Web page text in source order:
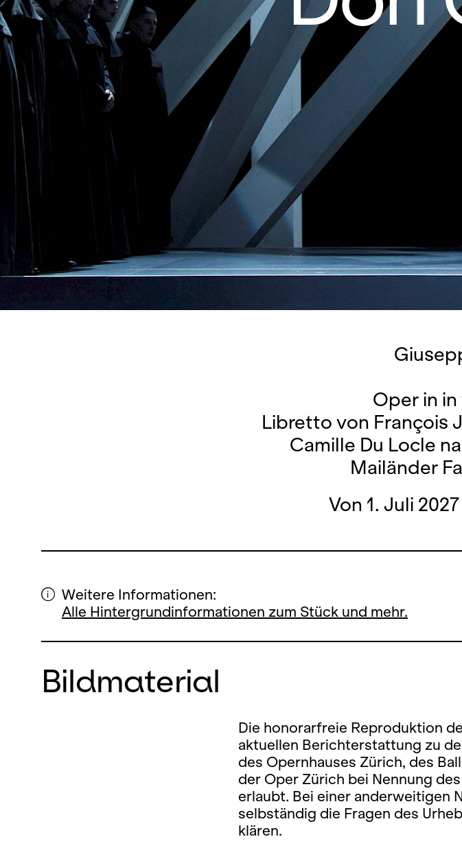
Oper in
Libretto von François
Camille Du Locle
Mailänder
Von 1. Juli
Weitere Informationen:
Alle Hintergrundinformationen zum Stück und mehr.
Bildmaterial
Die honorarfreie Reproduktion
aktuellen Berichterstattung zu
des Opernhauses Zürich, des
der Oper Zürich bei Nennung
erlaubt. Bei einer anderweitigen
selbständig die Fragen des
klären.